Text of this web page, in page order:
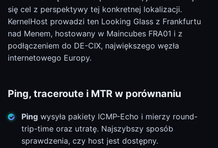
się cel z perspektywy tej konkretnej lokalizacji.
KernelHost prowadzi ten Looking Glass z Frankfurtu
nad Menem, hostowany w Maincubes FRA01 i z
podłączeniem do DE-CIX, największego węzła
internetowego Europy.
Ping, traceroute i MTR w porównaniu
Ping wysyła pakiety ICMP-Echo i mierzy round-
trip-time oraz utratę. Najszybszy sposób
sprawdzenia, czy host jest dostępny.